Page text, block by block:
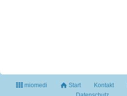
miomedi Start Kontakt